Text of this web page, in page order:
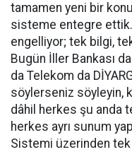
tamamen yeni bir
sisteme entegre
engelliyor; tek bilgi, tek
Bugün İller Bankası
da Telekom da
söylerseniz söyleyin,
dâhil herkes şu anda
herkes ayrı sunum
Sistemi üzerinden